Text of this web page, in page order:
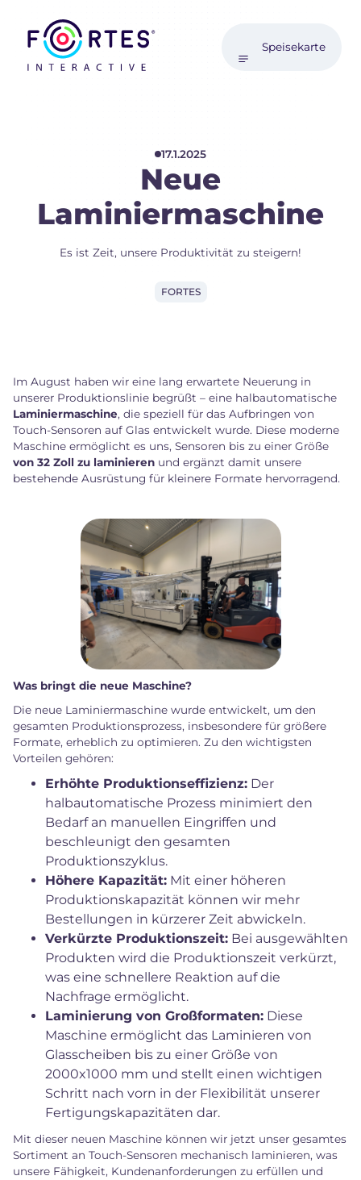
Speisekarte
17.1.2025
Neue
Laminiermaschine
Es ist Zeit, unsere Produktivität zu steigern!
FORTES
Im August haben wir eine lang erwartete Neuerung in
unserer Produktionslinie begrüßt – eine halbautomatische
Laminiermaschine, die speziell für das Aufbringen von
Touch-Sensoren auf Glas entwickelt wurde. Diese moderne
Maschine ermöglicht es uns, Sensoren bis zu einer Größe
von 32 Zoll zu laminieren und ergänzt damit unsere
bestehende Ausrüstung für kleinere Formate hervorragend.
Was bringt die neue Maschine?
Die neue Laminiermaschine wurde entwickelt, um den
gesamten Produktionsprozess, insbesondere für größere
Formate, erheblich zu optimieren. Zu den wichtigsten
Vorteilen gehören:
Erhöhte Produktionseffizienz: Der
halbautomatische Prozess minimiert den
Bedarf an manuellen Eingriffen und
beschleunigt den gesamten
Produktionszyklus.
Höhere Kapazität: Mit einer höheren
Produktionskapazität können wir mehr
Bestellungen in kürzerer Zeit abwickeln.
Verkürzte Produktionszeit: Bei ausgewählten
Produkten wird die Produktionszeit verkürzt,
was eine schnellere Reaktion auf die
Nachfrage ermöglicht.
Laminierung von Großformaten: Diese
Maschine ermöglicht das Laminieren von
Glasscheiben bis zu einer Größe von
2000x1000 mm und stellt einen wichtigen
Schritt nach vorn in der Flexibilität unserer
Fertigungskapazitäten dar.
Mit dieser neuen Maschine können wir jetzt unser gesamtes
Sortiment an Touch-Sensoren mechanisch laminieren, was
unsere Fähigkeit, Kundenanforderungen zu erfüllen und